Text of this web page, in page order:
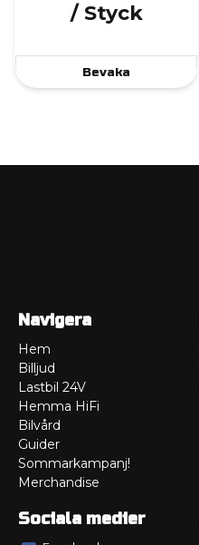
/ Styck
Bevaka
Navigera
Hem
Billjud
Lastbil 24V
Hemma HiFi
Bilvård
Guider
Sommarkampanj!
Merchandise
Sociala medier